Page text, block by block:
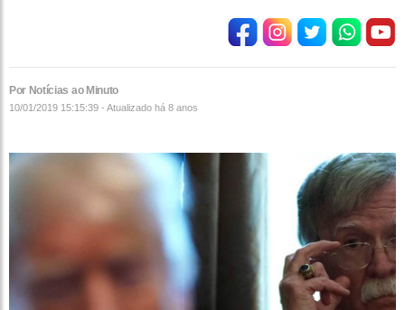
Por Notícias ao Minuto
10/01/2019 15:15:39 - Atualizado há 8 anos